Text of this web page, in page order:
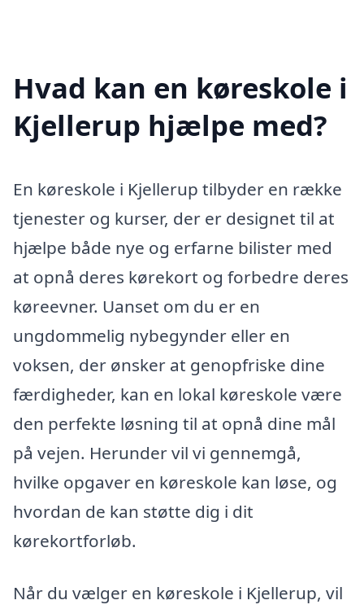
Hvad kan en køreskole i
Kjellerup hjælpe med?
En køreskole i Kjellerup tilbyder en række
tjenester og kurser, der er designet til at
hjælpe både nye og erfarne bilister med
at opnå deres kørekort og forbedre deres
køreevner. Uanset om du er en
ungdommelig nybegynder eller en
voksen, der ønsker at genopfriske dine
færdigheder, kan en lokal køreskole være
den perfekte løsning til at opnå dine mål
på vejen. Herunder vil vi gennemgå,
hvilke opgaver en køreskole kan løse, og
hvordan de kan støtte dig i dit
kørekortforløb.
Når du vælger en køreskole i Kjellerup, vil